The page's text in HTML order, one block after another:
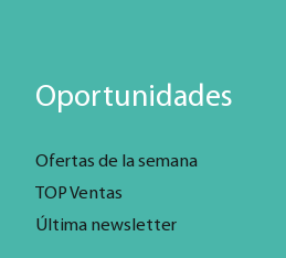
Oportunidades
Ofertas de la semana
TOP Ventas
Última newsletter